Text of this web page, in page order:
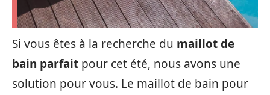
Si vous êtes à la recherche du maillot de
bain parfait pour cet été, nous avons une
solution pour vous. Le maillot de bain pour